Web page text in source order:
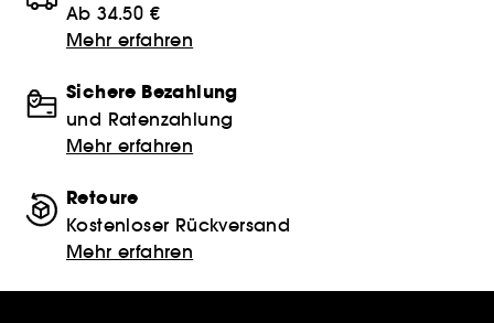
Ab 34.50 €
Mehr erfahren
Sichere Bezahlung
und Ratenzahlung
Mehr erfahren
Retoure
Kostenloser Rückversand
Mehr erfahren